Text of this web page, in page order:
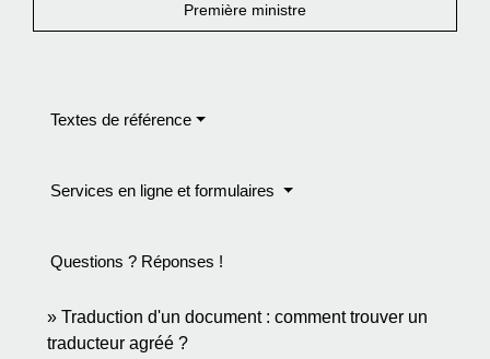
Première ministre
Textes de référence
Services en ligne et formulaires
Questions ? Réponses !
Traduction d'un document : comment trouver un
traducteur agréé ?